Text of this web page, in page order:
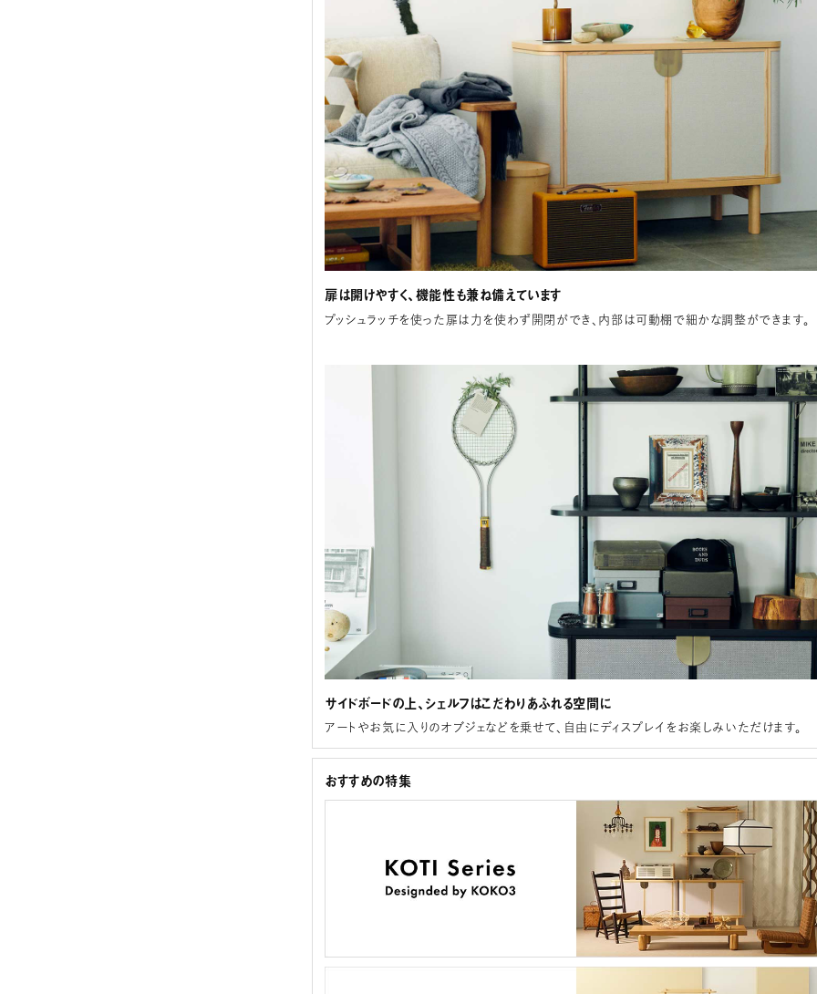
扉は開けやすく、機能性も兼ね備えています
プッシュラッチを使った扉は力を使わず開閉ができ、内部は可動棚で細かな調整ができます。
サイドボードの上、シェルフはこだわりあふれる空間に
アートやお気に入りのオブジェなどを乗せて、自由にディスプレイをお楽しみいただけます。
おすすめの特集